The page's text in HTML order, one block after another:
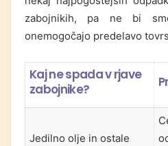
zabojnikih, pa ne bi
onemogočajo predelavo
Kaj ne spada v rjave
zabojnike?
Jedilno olje in ostale